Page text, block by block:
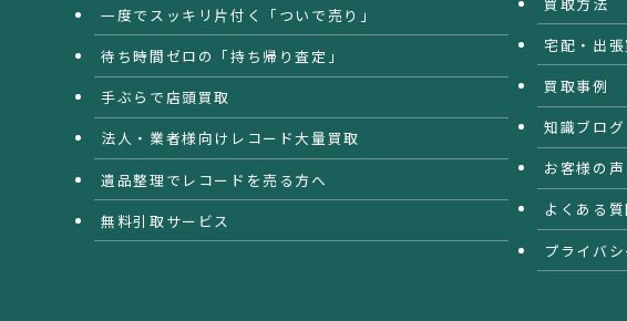
一度でスッキリ片付く「ついで売り」
待ち時間ゼロの「持ち帰り査定」
手ぶらで店頭買取
法人・業者様向けレコード大量買取
遺品整理でレコードを売る方へ
無料引取サービス
宅配・出
買取事例
知識ブログ
お客様の声
よくある質
プライバ